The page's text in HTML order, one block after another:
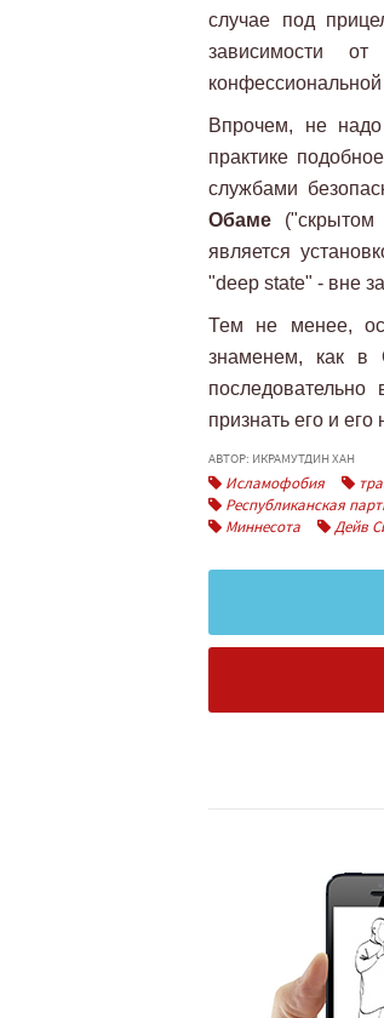
случае под
зависимости
Впрочем, не
практике
службами
Обаме ("скрытом
является
"deep state" - вне
Тем не менее,
знаменем, как в
признать его и
АВТОР: ИКРАМУТДИН ХАН
Исламофобия
Республиканская
Миннесота
Дейв